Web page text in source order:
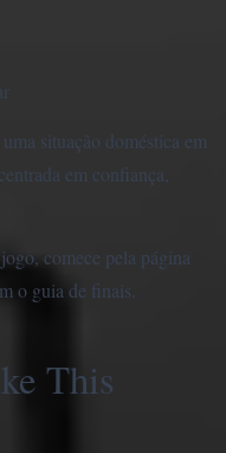
situação doméstica em
em confiança,
comece pela página
o guia de finais
This